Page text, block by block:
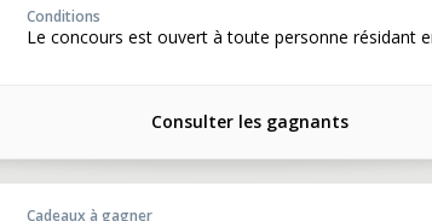
Conditions
Le concours est ouvert à toute personne résidant
Consulter les gagnants
Cadeaux à gagner